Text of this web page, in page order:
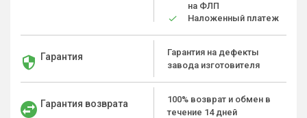
на ФЛП
Наложенный платеж
Гарантия
Гарантия на дефекты
завода изготовителя
Гарантия возврата
100% возврат и обмен в
течение 14 дней